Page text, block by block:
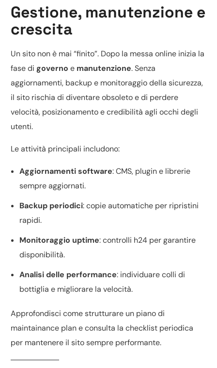
Gestione, manutenzione e
crescita
Un sito non è mai “finito”. Dopo la messa online inizia la
fase di governo e manutenzione. Senza
aggiornamenti, backup e monitoraggio della sicurezza,
il sito rischia di diventare obsoleto e di perdere
velocità, posizionamento e credibilità agli occhi degli
utenti.
Le attività principali includono:
Aggiornamenti software: CMS, plugin e librerie
sempre aggiornati.
Backup periodici: copie automatiche per ripristini
rapidi.
Monitoraggio uptime: controlli h24 per garantire
disponibilità.
Analisi delle performance: individuare colli di
bottiglia e migliorare la velocità.
Approfondisci come strutturare un piano di
maintainance plane consulta lachecklist periodica
per mantenere il sito sempre performante.